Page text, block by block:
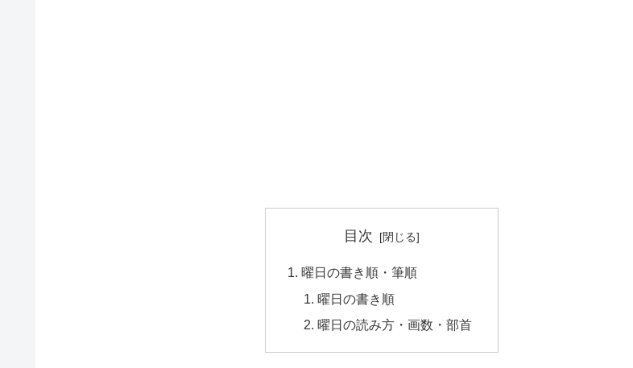
目次
曜日の書き順・筆順
曜日の書き順
曜日の読み方・画数・部首